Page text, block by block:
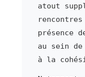
atout
présence
au sein de
à la